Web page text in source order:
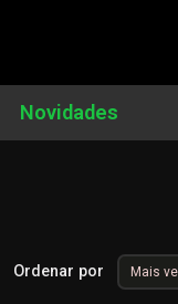
Novidades
Ordenar por Mais